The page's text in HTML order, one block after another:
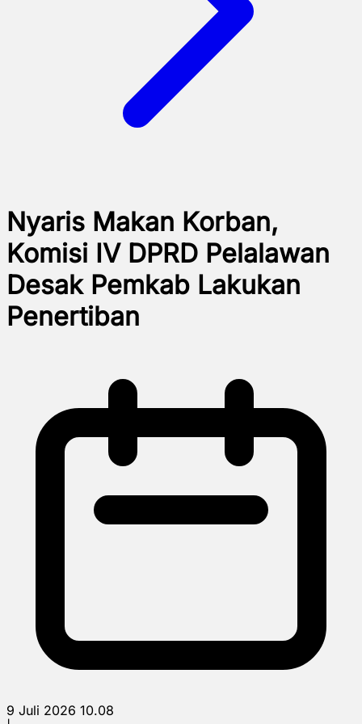
Nyaris Makan Korban,
Komisi IV DPRD Pelalawan
Desak Pemkab Lakukan
Penertiban
9 Juli 2026 10.08